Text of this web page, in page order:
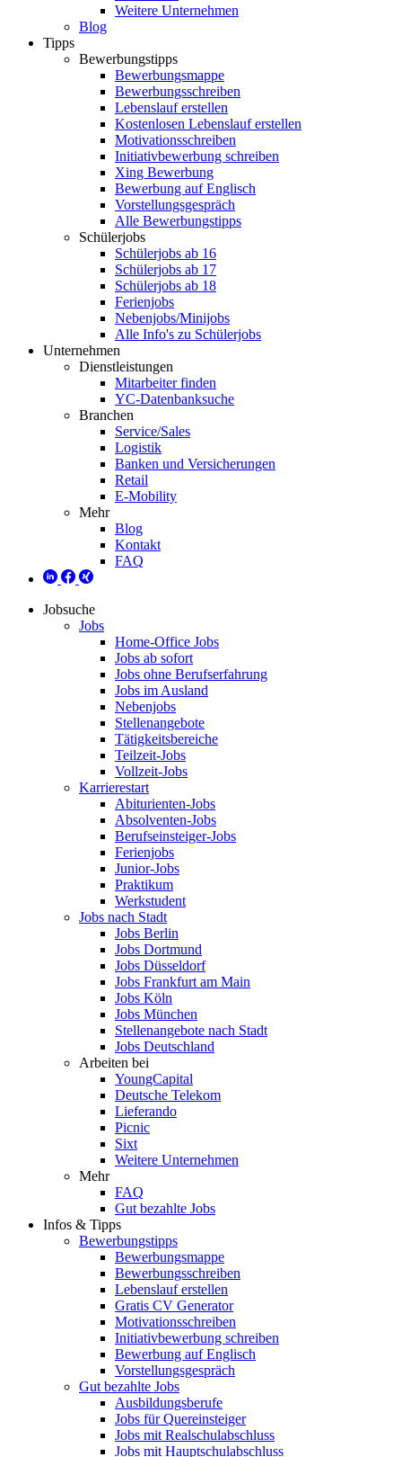
Weitere Unternehmen
Blog
Tipps
Bewerbungstipps
Bewerbungsmappe
Bewerbungsschreiben
Lebenslauf erstellen
Kostenlosen Lebenslauf erstellen
Motivationsschreiben
Initiativbewerbung schreiben
Xing Bewerbung
Bewerbung auf Englisch
Vorstellungsgespräch
Alle Bewerbungstipps
Schülerjobs
Schülerjobs ab 16
Schülerjobs ab 17
Schülerjobs ab 18
Ferienjobs
Nebenjobs/Minijobs
Alle Info's zu Schülerjobs
Unternehmen
Dienstleistungen
Mitarbeiter finden
YC-Datenbanksuche
Branchen
Service/Sales
Logistik
Banken und Versicherungen
Retail
E-Mobility
Mehr
Blog
Kontakt
FAQ
Jobsuche
Jobs
Home-Office Jobs
Jobs ab sofort
Jobs ohne Berufserfahrung
Jobs im Ausland
Nebenjobs
Stellenangebote
Tätigkeitsbereiche
Teilzeit-Jobs
Vollzeit-Jobs
Karrierestart
Abiturienten-Jobs
Absolventen-Jobs
Berufseinsteiger-Jobs
Ferienjobs
Junior-Jobs
Praktikum
Werkstudent
Jobs nach Stadt
Jobs Berlin
Jobs Dortmund
Jobs Düsseldorf
Jobs Frankfurt am Main
Jobs Köln
Jobs München
Stellenangebote nach Stadt
Jobs Deutschland
Arbeiten bei
YoungCapital
Deutsche Telekom
Lieferando
Picnic
Sixt
Weitere Unternehmen
Mehr
FAQ
Gut bezahlte Jobs
Infos & Tipps
Bewerbungstipps
Bewerbungsmappe
Bewerbungsschreiben
Lebenslauf erstellen
Gratis CV Generator
Motivationsschreiben
Initiativbewerbung schreiben
Bewerbung auf Englisch
Vorstellungsgespräch
Gut bezahlte Jobs
Ausbildungsberufe
Jobs für Quereinsteiger
Jobs mit Realschulabschluss
Jobs mit Hauptschulabschluss